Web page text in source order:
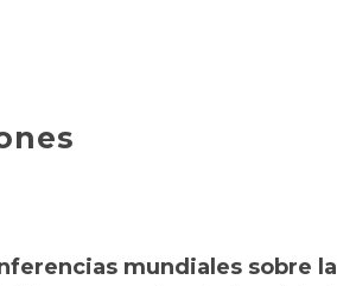
mundiales sobre la